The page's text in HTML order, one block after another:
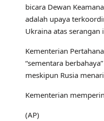
bicara Dewan
adalah upaya
Ukraina atas serangan
Kementerian
“sementara
meskipun Rusia
Kementerian
(AP)